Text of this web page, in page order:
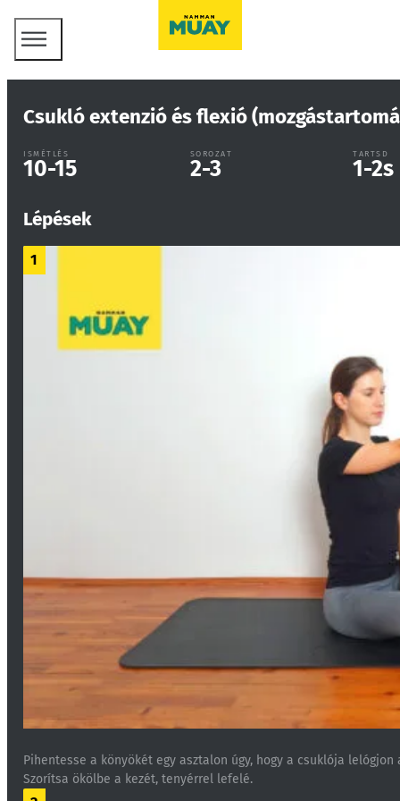
Csukló extenzió és flexió
ISMÉTLÉS
10-15
SOROZAT
2-3
TARTSD
1-2s
Lépések
1
Pihentesse a könyökét egy asztalon úgy, hogy a csuklója
Szorítsa ökölbe a kezét, tenyérrel lefelé.